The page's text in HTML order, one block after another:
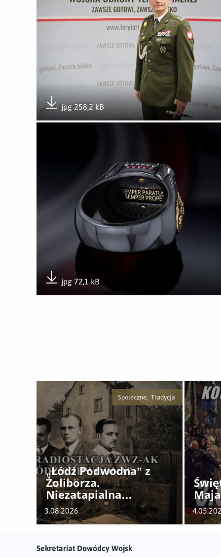
jpg 258,2 kB
Pobierz załącznik
jpg 72,1 kB
Pobierz załącznik
Społeczne, Tradycja
„Łódź Podwodna” z
Żoliborza.
Niezatapialna
radiostacja Polskiego
Państwa Podziemnego
3.08.2026
Maja
Sekretariat Dowódcy Wojsk